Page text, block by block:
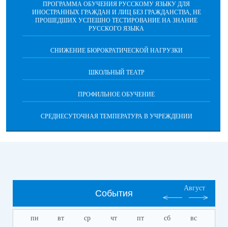
ПРОГРАММА ОБУЧЕНИЯ РУССКОМУ ЯЗЫКУ ДЛЯ
ИНОСТРАННЫХ ГРАЖДАН И ЛИЦ БЕЗ ГРАЖДАНСТВА, НЕ
ПРОШЕДШИХ УСПЕШНО ТЕСТИРОВАНИЕ НА ЗНАНИЕ
РУССКОГО ЯЗЫКА
СНИЖЕНИЕ БЮРОКРАТИЧЕСКОЙ НАГРУЗКИ
ШКОЛЬНЫЙ ТЕАТР
ПРОФИЛЬНОЕ ОБУЧЕНИЕ
СРЕДНЕСУТОЧНАЯ ТЕМПЕРАТУРА В УЧРЕЖДЕНИИ
События
Август
пн вт ср чт пт сб вс